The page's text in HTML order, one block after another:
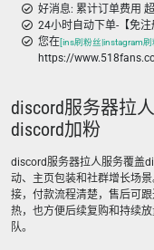
好消息: 累计订单费用
24小时自动下单-【免注
您在[ins刷粉丝|instagram
https://
discord服务器拉
discord加粉
discord服务器拉人服务覆盖
动、主页包装和社群增长场
接，付款流程清楚，售后可
热，也方便后续复购和持续
队。